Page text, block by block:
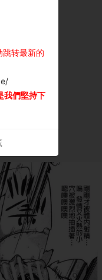
转最新的
我們堅持下